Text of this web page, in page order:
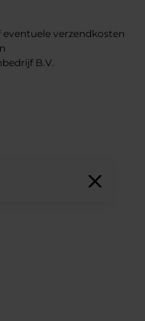
eventuele verzendkosten
B.V.